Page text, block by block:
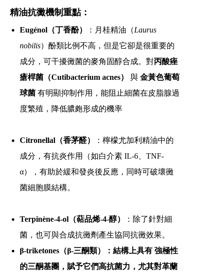
精油抗黴機制重點：
Eugénol（丁香酚） ：月桂精油（Laurus
nobilis）酚類比例不高，但是它卻是很重要的
成分，可干擾黴菌的麥角固醇合成。對丙酸痤
瘡桿菌（Cutibacterium acnes）
與 金黃色葡萄
球菌 有明顯抑制作用，能阻止細菌在皮脂腺過
度繁殖，降低膿皰形成的機率
Citronellal（香茅醛）
：檸檬尤加利精油中的
成分，有抗炎作用（如白介素 IL-6、TNF-
α），有助於緩和發炎後反應，同時可破壞黴
菌細胞膜結構。
Terpinène-4-ol（萜品烯-4-醇）
：除了針對細
菌，也可與合成抗黴劑產生協同抗黴效果。
β-triketones（β-三酮類）：結構上具有 強極性
的三酮基團，賦予它們高抗菌力，尤其對革蘭